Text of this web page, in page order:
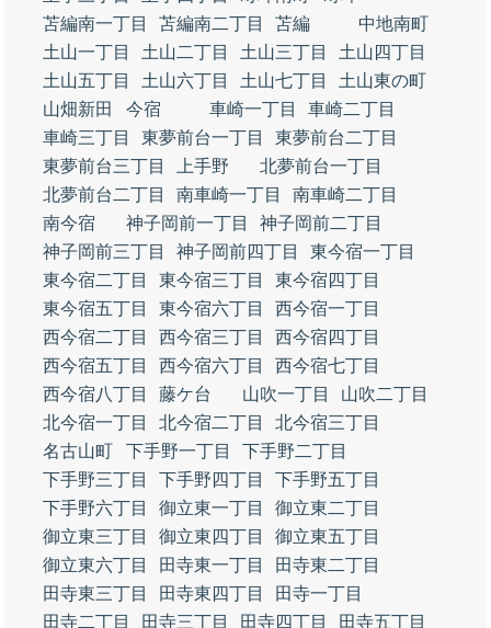
苫編南一丁目
苫編南二丁目 苫編
中地南町
土山一丁目
土山二丁目 土山三丁目
土山四丁目
土山五丁目
土山六丁目 土山七丁目
土山東の町
山畑新田
今宿 車崎一丁目
車崎二丁目
車崎三丁目
東夢前台一丁目
東夢前台二丁目
東夢前台三丁目
上手野
北夢前台一丁目
北夢前台二丁目
南車崎一丁目
南車崎二丁目
南今宿
神子岡前一丁目
神子岡前二丁目
神子岡前三丁目
神子岡前四丁目
東今宿一丁目
東今宿二丁目
東今宿三丁目
東今宿四丁目
東今宿五丁目
東今宿六丁目
西今宿一丁目
西今宿二丁目
西今宿三丁目
西今宿四丁目
西今宿五丁目
西今宿六丁目
西今宿七丁目
西今宿八丁目
藤ケ台 山吹一丁目
山吹二丁目
北今宿一丁目
北今宿二丁目
北今宿三丁目
名古山町
下手野一丁目
下手野二丁目
下手野三丁目
下手野四丁目
下手野五丁目
下手野六丁目
御立東一丁目
御立東二丁目
御立東三丁目
御立東四丁目
御立東五丁目
御立東六丁目
田寺東一丁目
田寺東二丁目
田寺東三丁目
田寺東四丁目
田寺一丁目
田寺二丁目
田寺三丁目 田寺四丁目
田寺五丁目